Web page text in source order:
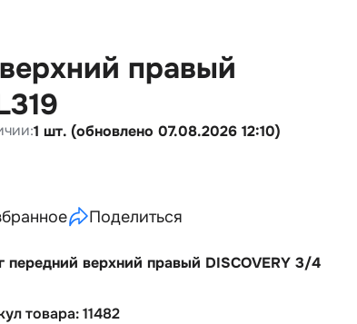
правый
1 шт. (обновлено 07.08.2026 12:10)
Поделиться
передний верхний правый DISCOVERY 3/4
товара: 11482